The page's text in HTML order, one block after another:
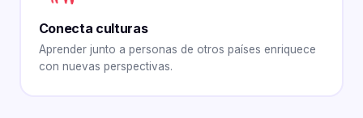
Conecta culturas
Aprender junto a personas de otros países enriquece
con nuevas perspectivas.